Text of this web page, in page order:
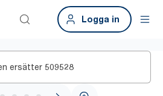
Logga in
ersätter 509528